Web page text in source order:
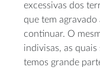
excessivas dos
que tem agravado
continuar. O
indivisas, as
temos grande